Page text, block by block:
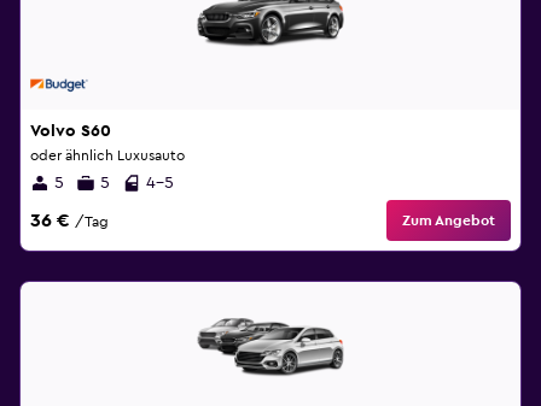
Volvo S60
oder ähnlich Luxusauto
5 5 4-5
36 € /Tag Zum Angebot